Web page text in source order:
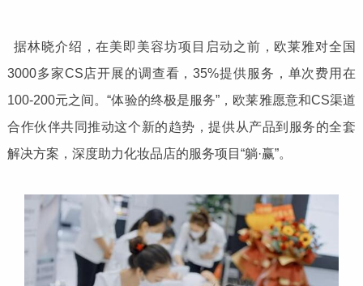
据林晓介绍，在美即美容坊项目启动之前，欧莱雅对全国
3000多家CS店开展的调查看，35%提供服务，单次费用在
100-200元之间。“体验的终极是服务”，欧莱雅愿意和CS渠道
合作伙伴共同推动这个新的趋势，提供从产品到服务的全套
解决方案，深度助力化妆品店的服务项目“躺·赢”。